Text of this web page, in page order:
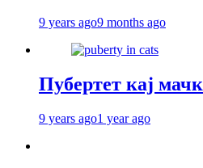
9 years ago9 months ago
Пубертет кај
9 years ago1 year ago